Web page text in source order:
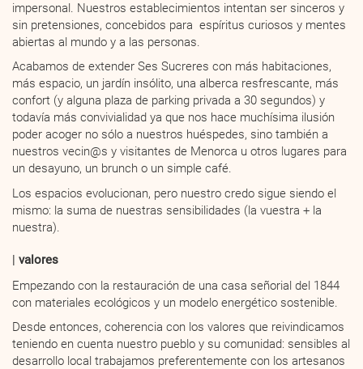
impersonal. Nuestros establecimientos intentan ser sinceros y
sin pretensiones, concebidos para espíritus curiosos y mentes
abiertas al mundo y a las personas.
Acabamos de extender Ses Sucreres con más habitaciones,
más espacio, un jardín insólito, una alberca resfrescante, más
confort (y alguna plaza de parking privada a 30 segundos) y
todavía más convivialidad ya que nos hace muchísima ilusión
poder acoger no sólo a nuestros huéspedes, sino también a
nuestros vecin@s y visitantes de Menorca u otros lugares para
un desayuno, un brunch o un simple café.
Los espacios evolucionan, pero nuestro credo sigue siendo el
mismo: la suma de nuestras sensibilidades (la vuestra + la
nuestra).
valores
Empezando con la restauración de una casa señorial del 1844
con materiales ecológicos y un modelo energético sostenible.
Desde entonces, coherencia con los valores que reivindicamos
teniendo en cuenta nuestro pueblo y su comunidad: sensibles al
desarrollo local trabajamos preferentemente con los artesanos